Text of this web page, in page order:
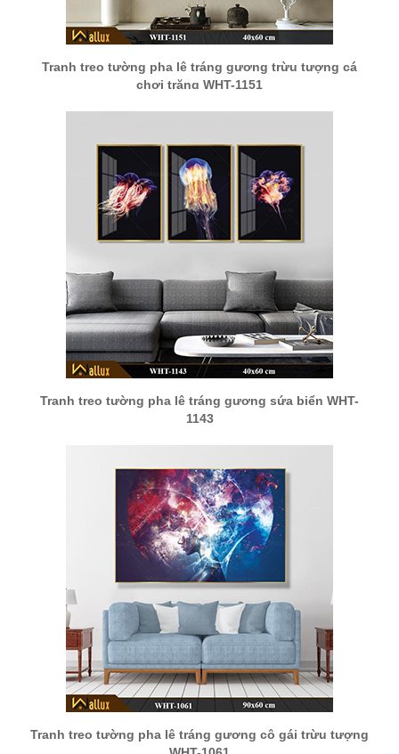
Tranh treo tường pha lê tráng gương trừu tượng cá
chơi trăng WHT-1151
Tranh treo tường pha lê tráng gương sứa biển WHT-
1143
Tranh treo tường pha lê tráng gương cô gái trừu tượng